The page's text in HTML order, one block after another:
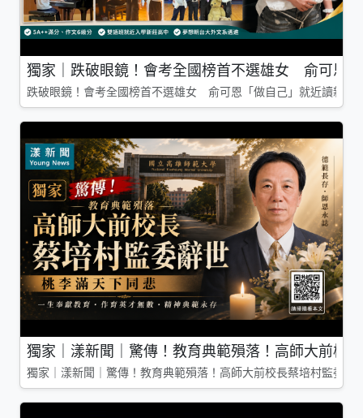
獨家｜跌破眼鏡！會考全國榜首不選雄女 俞可恩
跌破眼鏡！會考全國榜首不選雄女 俞可恩「做自己」就近讀新莊
獨家｜漾新聞｜驚傳！教育典範殞落！高師大前校
獨家｜漾新聞｜驚傳！教育典範殞落！高師大前校長蔡培村監委